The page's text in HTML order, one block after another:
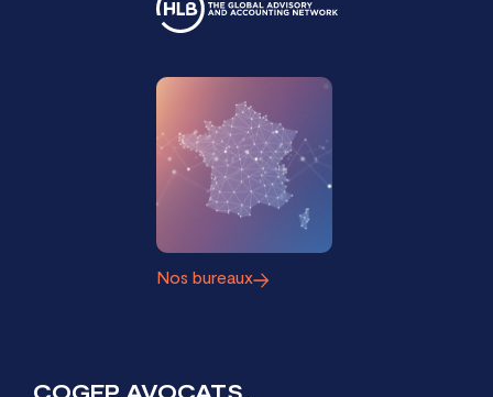
Nos bureaux
COGEP AVOCATS,